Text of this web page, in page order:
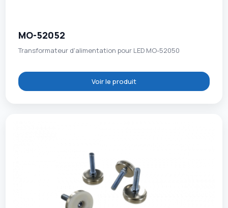
MO-52052
Transformateur d'alimentation pour LED MO-52050
Voir le produit